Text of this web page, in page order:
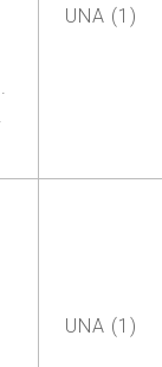
UNA (1)
UNA (1)